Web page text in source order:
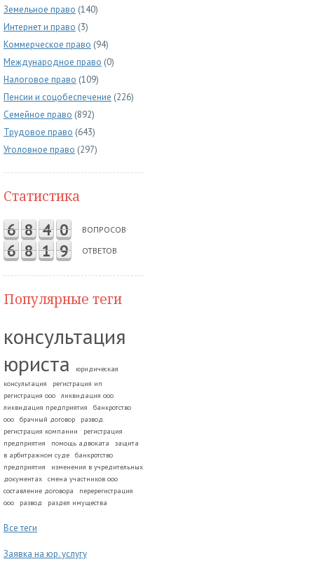
Земельное право (140)
Интернет и право (3)
Коммерческое право (94)
Международное право (0)
Налоговое право (109)
Пенсии и соцобеспечение (226)
Семейное право (892)
Трудовое право (643)
Уголовное право (297)
Статистика
6 8 4 0 ВОПРОСОВ
6 8 1 9 ОТВЕТОВ
Популярные теги
консультация
юриста
юридическая
консультация
регистрация ип
регистрация ооо
ликвидация ооо
ликвидация предприятия
банкротство
ооо
брачный договор
развод.
регистрация компании
регистрация
предприятия
помощь адвоката
защита
в арбитражном суде
банкротство
предприятия
изменения в учредительных
документах
смена участников ооо
составление договора
перерегистрация
ооо
развод раздел имущества
Все теги
Заявка на юр. услугу